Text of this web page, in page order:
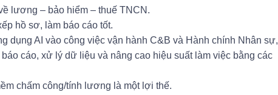
lương – bảo hiểm – thuế TNCN.
hồ sơ, làm báo cáo tốt.
dụng AI vào công việc vận hành C&B và Hành chính Nhân sự,
cáo, xử lý dữ liệu và nâng cao hiệu suất làm việc bằng các
chấm công/tính lương là một lợi thế.